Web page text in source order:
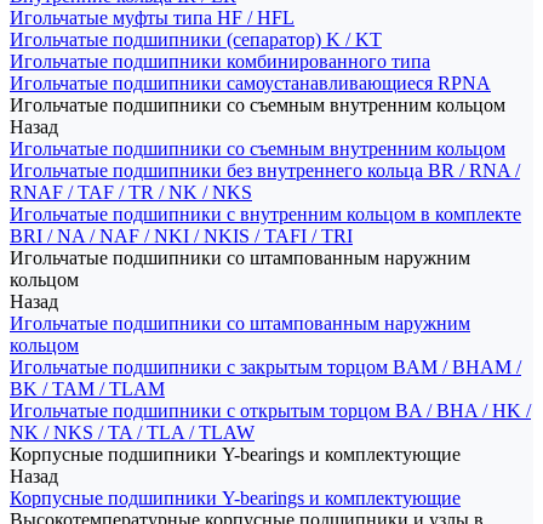
Игольчатые муфты типа HF / HFL
Игольчатые подшипники (сепаратор) K / KT
Игольчатые подшипники комбинированного типа
Игольчатые подшипники самоустанавливающиеся RPNA
Игольчатые подшипники со съемным внутренним кольцом
Назад
Игольчатые подшипники со съемным внутренним кольцом
Игольчатые подшипники без внутреннего кольца BR / RNA /
RNAF / TAF / TR / NK / NKS
Игольчатые подшипники с внутренним кольцом в комплекте
BRI / NA / NAF / NKI / NKIS / TAFI / TRI
Игольчатые подшипники со штампованным наружним
кольцом
Назад
Игольчатые подшипники со штампованным наружним
кольцом
Игольчатые подшипники с закрытым торцом BAM / BHAM /
BK / TAM / TLAM
Игольчатые подшипники с открытым торцом BA / BHA / HK /
NK / NKS / TA / TLA / TLAW
Корпусные подшипники Y-bearings и комплектующие
Назад
Корпусные подшипники Y-bearings и комплектующие
Высокотемпературные корпусные подшипники и узлы в